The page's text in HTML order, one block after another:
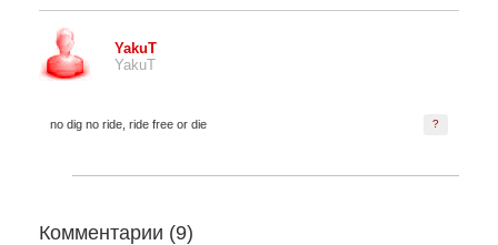
YakuT
YakuT
?
no dig no ride, ride free or die
Комментарии (9)